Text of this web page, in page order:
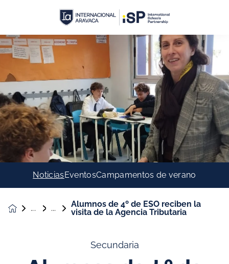
NoticiasEventosCampamentos de verano
Alumnos de 4º de ESO reciben la
visita de la Agencia Tributaria
Secundaria